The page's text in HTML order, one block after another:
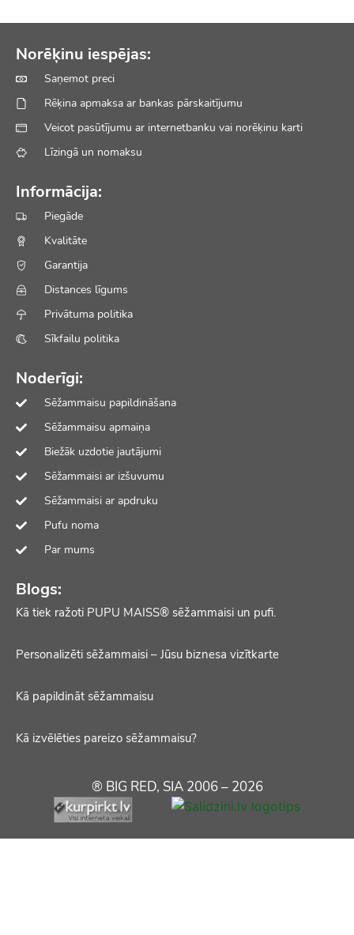
Norēķinu iespējas:
Saņemot preci
Rēķina apmaksa ar bankas pārskaitījumu
Veicot pasūtījumu ar internetbanku vai norēķinu karti
Līzingā un nomaksu
Informācija:
Piegāde
Kvalitāte
Garantija
Distances līgums
Privātuma politika
Sīkfailu politika
Noderīgi:
Sēžammaisu papildināšana
Sēžammaisu apmaiņa
Biežāk uzdotie jautājumi
Sēžammaisi ar izšuvumu
Sēžammaisi ar apdruku
Pufu noma
Par mums
Blogs:
Kā tiek ražoti PUPU MAISS® sēžammaisi un pufi.
Personalizēti sēžammaisi – Jūsu biznesa vizītkarte
Kā papildināt sēžammaisu
Kā izvēlēties pareizo sēžammaisu?
® BIG RED, SIA 2006 – 2026